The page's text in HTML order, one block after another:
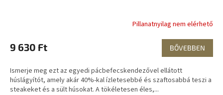
Pillanatnyilag nem elérhető
9 630 Ft BŐVEBBEN
Ismerje meg ezt az egyedi pácbefecskendezővel ellátott
húslágyítót, amely akár 40%-kal ízletesebbé és szaftosabbá teszi a
steakeket és a sült húsokat. A tökéletesen éles,...